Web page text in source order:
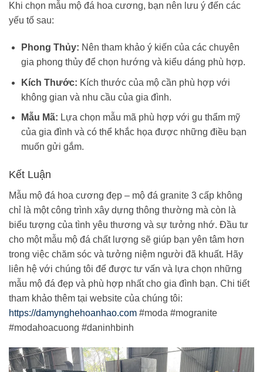
Khi chọn mẫu mộ đá hoa cương, bạn nên lưu ý đến các
yếu tố sau:
Phong Thủy: Nên tham khảo ý kiến của các chuyên
gia phong thủy để chọn hướng và kiểu dáng phù hợp.
Kích Thước: Kích thước của mộ cần phù hợp với
không gian và nhu cầu của gia đình.
Mẫu Mã: Lựa chọn mẫu mã phù hợp với gu thẩm mỹ
của gia đình và có thể khắc họa được những điều bạn
muốn gửi gắm.
Kết Luận
Mẫu mộ đá hoa cương đẹp – mộ đá granite 3 cấp không
chỉ là một công trình xây dựng thông thường mà còn là
biểu tượng của tình yêu thương và sự tưởng nhớ. Đầu tư
cho một mẫu mộ đá chất lượng sẽ giúp bạn yên tâm hơn
trong việc chăm sóc và tưởng niệm người đã khuất. Hãy
liên hệ với chúng tôi để được tư vấn và lựa chọn những
mẫu mộ đá đẹp và phù hợp nhất cho gia đình bạn. Chi tiết
tham khảo thêm tại website của chúng tôi:
https://damynghehoanhao.com #moda #mogranite
#modahoacuong #daninhbinh